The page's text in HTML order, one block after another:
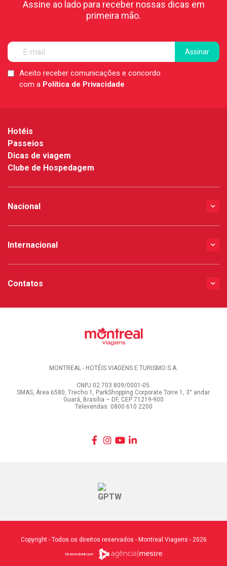
Assine ao lado para receber nossas dicas em
primeira mão.
LGPDAceito receber comunicações e concordo
com a Política de Privacidade
Hotéis
Passeios
Dicas de viagem
Clube de Hospedagem
Nacional
Internacional
Contatos
MONTREAL - HOTÉIS VIAGENS E TURISMO S.A.
CNPJ 02.703.809/0001-05.
SMAS, Área 6580, Trecho 1, ParkShopping Corporate Torre 1, 3° andar.
Guará, Brasília – DF, CEP 71219-900
Televendas: 0800 610 2200
Copyright - Todos os direitos reservados - Montreal Viagens - 2026
Desenvolvido por: